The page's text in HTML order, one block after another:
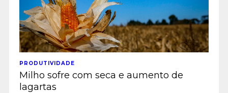
PRODUTIVIDADE
Milho sofre com seca e aumento de
lagartas